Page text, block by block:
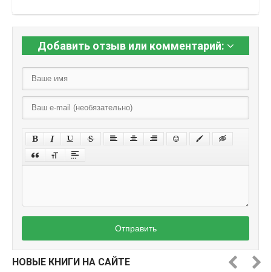
Добавить отзыв или комментарий:
Отправить
НОВЫЕ КНИГИ НА САЙТЕ